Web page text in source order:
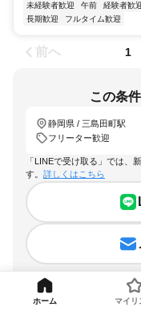
未経験者歓迎
午前 経験者歓
長期歓迎
フルタイム歓迎
前へ 1
この条
静岡県 / 三島田町駅
フリーター歓迎
「LINEで受け取る」では、
す。 詳しくはこちら
ホーム マイリ